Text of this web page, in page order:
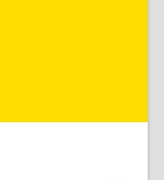
г, Шумакова